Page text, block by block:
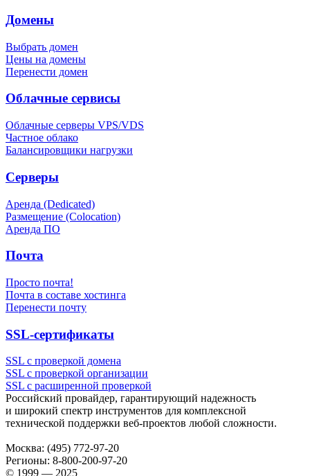
Домены
Выбрать домен
Цены на домены
Перенести домен
Облачные сервисы
Облачные серверы VPS/VDS
Частное облако
Балансировщики нагрузки
Серверы
Аренда (Dedicated)
Размещение (Colocation)
Аренда ПО
Почта
Просто почта!
Почта в составе хостинга
Перенести почту
SSL-сертификаты
SSL с проверкой домена
SSL с проверкой организации
SSL с расширенной проверкой
Российский провайдер, гарантирующий надежность
и широкий спектр инструментов для комплексной
технической поддержки веб-проектов любой сложности.
Москва: (495) 772-97-20
Регионы: 8-800-200-97-20
© 1999 — 2025